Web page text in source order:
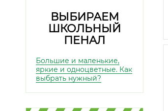
ВЫБИРАЕМ
ШКОЛЬНЫЙ
ПЕНАЛ
Большие и маленькие,
яркие и одноцветные. Как
выбрать нужный?